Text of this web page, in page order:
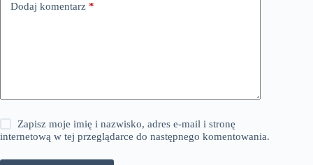
Dodaj komentarz *
Zapisz moje imię i nazwisko, adres e-mail i stronę
internetową w tej przeglądarce do następnego komentowania.